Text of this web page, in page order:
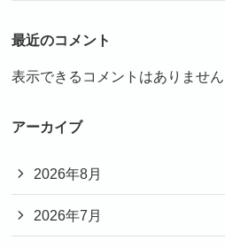
最近のコメント
表示できるコメントはありません
アーカイブ
2026年8月
2026年7月